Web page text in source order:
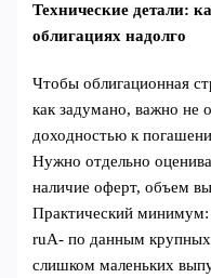
Технические детали:
облигациях надолго
Чтобы облигационная
как задумано, важно не
доходностью к
Нужно отдельно
наличие оферт, объем
Практический минимум:
ruA- по данным крупных
слишком маленьких